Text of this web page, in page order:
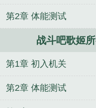
Destinations 战斗吧歌
战斗吧歌姬视频
战斗吧歌姬百
歌姬同人
战斗吧歌姬
四次元道具在火影当
第2章 体能测试
战斗吧歌姬
第1章 初入机关
第2章 体能测试